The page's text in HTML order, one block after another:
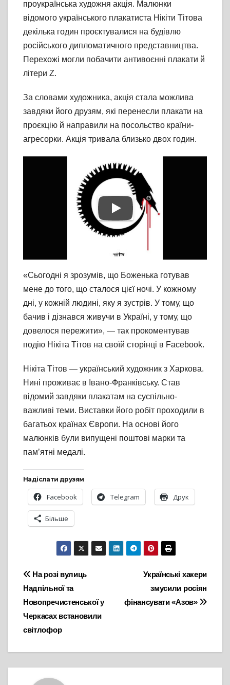
проукраїнська художня акція. Малюнки
відомого українського плакатиста Нікіти Тітова
декілька годин проєктувалися на будівлю
російського дипломатичного представництва.
Перехожі могли побачити антивоєнні плакати й
літери Z.
За словами художника, акція стала можлива
завдяки його друзям, які перенесли плакати на
проєкцію й направили на посольство країни-
агресорки. Акція тривала близько двох годин.
«Сьогодні я зрозумів, що Боженька готував
мене до того, що сталося цієї ночі. У кожному
дні, у кожній людині, яку я зустрів. У тому, що
бачив і дізнався живучи в Україні, у тому, що
довелося пережити», — так прокоментував
подію Нікіта Тітов на своїй сторінці в Facebook.
Нікіта Тітов — український художник з Харкова.
Нині проживає в Івано-Франківську. Став
відомий завдяки плакатам на суспільно-
важливі теми. Виставки його робіт проходили в
багатьох країнах Європи. На основі його
малюнків були випущені поштові марки та
пам’ятні медалі.
Надіслати друзям
Facebook Telegram Друк
Більше
Навігація
записів
Українські хакери
змусили росіян
фінансувати «Азов»
На розі вулиць
Надпільної та
Новопречистенської у
Черкасах встановили
світлофор